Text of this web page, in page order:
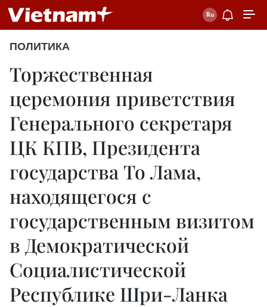
ПОЛИТИКА
Торжественная
церемония приветствия
Генерального секретаря
ЦК КПВ, Президента
государства То Лама,
находящегося с
государственным визитом
в Демократической
Социалистической
Республике Шри-Ланка